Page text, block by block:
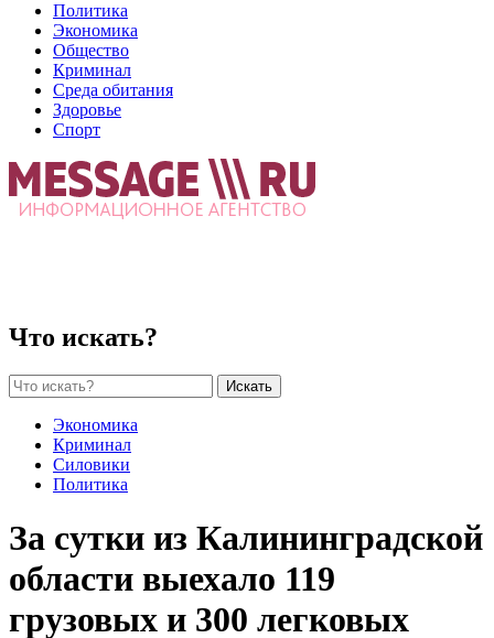
Политика
Экономика
Общество
Криминал
Среда обитания
Здоровье
Спорт
Что искать?
Искать
Экономика
Криминал
Силовики
Политика
За сутки из Калининградской
области выехало 119
грузовых и 300 легковых